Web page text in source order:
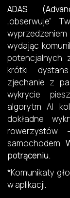
ADAS
„obserwuje”
wydając
potencjalnych
krótki
zjechanie z
wykrycie
algorytm AI
dokładne
samochodem.
potrąceniu.
*Komunikaty
w aplikacji.